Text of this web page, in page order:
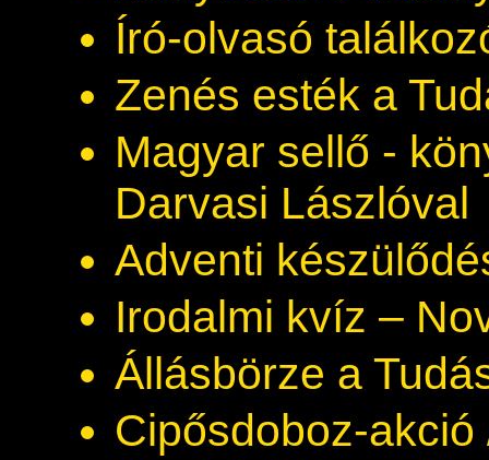
Író-olvasó
Zenés esték a
Magyar sellő -
Darvasi Lászlóval
Adventi
Irodalmi kvíz –
Állásbörze a
Cipősdoboz-